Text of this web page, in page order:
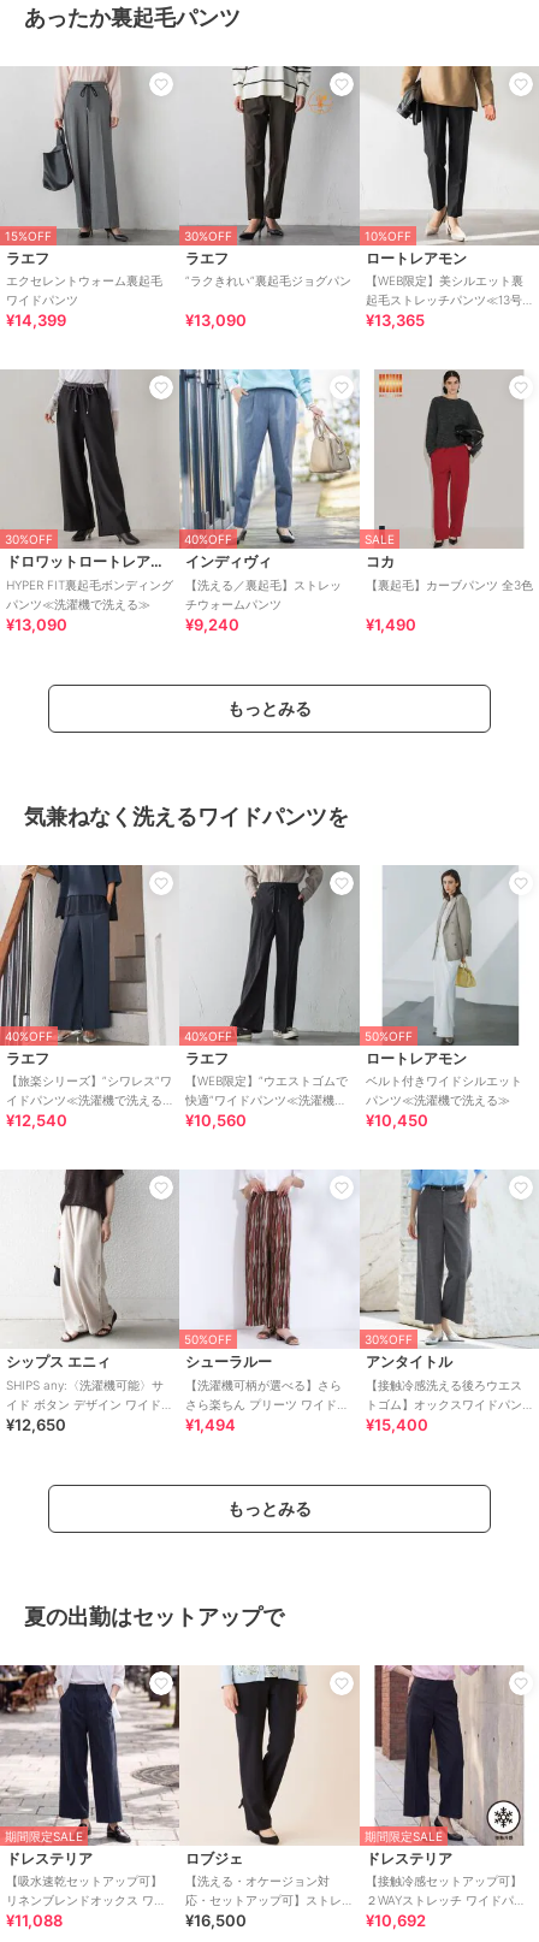
あったか裏起毛パンツ
15%OFF
ラエフ
エクセレントウォーム裏起毛
ワイドパンツ
¥14,399
30%OFF
ラエフ
”ラクきれい”裏起毛ジョグパン
¥13,090
10%OFF
ロートレアモン
【WEB限定】美シルエット裏
起毛ストレッチパンツ≪13号
あり/毛玉防止≫
¥13,365
30%OFF
ドロワットロートレアモン
HYPER FIT裏起毛ボンディング
パンツ≪洗濯機で洗える≫
¥13,090
40%OFF
インディヴィ
【洗える／裏起毛】ストレッ
チウォームパンツ
¥9,240
SALE
コカ
【裏起毛】カーブパンツ 全3色
¥1,490
もっとみる
気兼ねなく洗えるワイドパンツを
40%OFF
ラエフ
【旅楽シリーズ】”シワレス”ワ
イドパンツ≪洗濯機で洗える
≫
¥12,540
40%OFF
ラエフ
【WEB限定】”ウエストゴムで
快適”ワイドパンツ≪洗濯機で
洗える≫
¥10,560
50%OFF
ロートレアモン
ベルト付きワイドシルエット
パンツ≪洗濯機で洗える≫
¥10,450
シップス エニィ
SHIPS any:〈洗濯機可能〉サ
イド ボタン デザイン ワイド
イージー パンツ
¥12,650
50%OFF
シューラルー
【洗濯機可柄が選べる】さら
さら楽ちん プリーツ ワイドパ
ンツ
¥1,494
30%OFF
アンタイトル
【接触冷感洗える後ろウエス
トゴム】オックスワイドパン
ツ
¥15,400
もっとみる
夏の出勤はセットアップで
期間限定SALE
ドレステリア
【吸水速乾セットアップ可】
リネンブレンドオックス ワイ
ドパンツ
¥11,088
ロブジェ
【洗える・オケージョン対
応・セットアップ可】ストレ
ッチストレートパンツ
¥16,500
期間限定SALE
ドレステリア
【接触冷感セットアップ可】
２WAYストレッチ ワイドパン
ツ
¥10,692